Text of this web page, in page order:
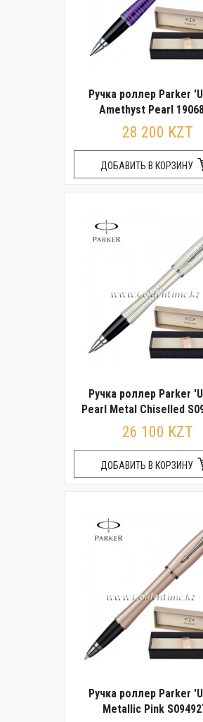
Ручка роллер Parker
Amethyst Pearl
28 200 KZT
ДОБАВИТЬ В КОРЗИНУ
Ручка роллер Parker
Pearl Metal Chiselled
26 100 KZT
ДОБАВИТЬ В КОРЗИНУ
Ручка роллер Parker
Metallic Pink